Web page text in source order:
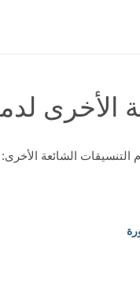
الأخرى
التنسيقات الشائعة الأخرى: